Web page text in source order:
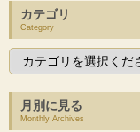
カテゴリ
Category
月別に見る
Monthly Archives